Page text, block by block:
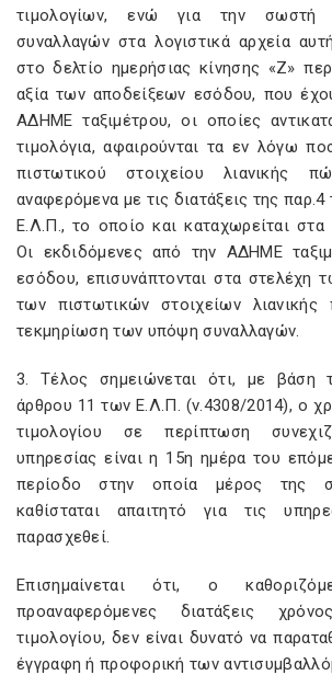
τιμολογίων, ενώ για την σωστή
συναλλαγών στα λογιστικά αρχεία
στο δελτίο ημερήσιας κίνησης «Ζ»
αξία των αποδείξεων εσόδου, που
ΑΔΗΜΕ ταξιμέτρου, οι οποίες
τιμολόγια, αφαιρούνται τα εν λόγω
πιστωτικού στοιχείου λιανικής
αναφερόμενα με τις διατάξεις της
Ε.Λ.Π., το οποίο και καταχωρείται στα
Οι εκδιδόμενες από την ΑΔΗΜΕ
εσόδου, επισυνάπτονται στα στελέχη
των πιστωτικών στοιχείων
τεκμηρίωση των υπόψη συναλλαγών.
3. Τέλος σημειώνεται ότι, με βάση
άρθρου 11 των Ε.Λ.Π. (ν.4308/2014), ο
τιμολογίου σε περίπτωση
υπηρεσίας είναι η 15η ημέρα του
περίοδο στην οποία μέρος της
καθίσταται απαιτητό για τις
παρασχεθεί.
Επισημαίνεται ότι, ο
προαναφερόμενες διατάξεις
τιμολογίου, δεν είναι δυνατό να
έγγραφη ή προφορική των